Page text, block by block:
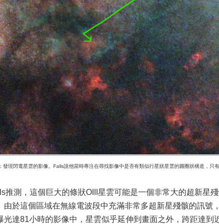
發現閃電星雲的影像。Falls說他當時專注在尋找影像中是否有類似行星狀星雲的圓圈狀構造，只
推測，這個巨大的條狀OIII星雲可能是一個非常大的超新星
由於這個區域在無線電波段中充滿非常多超新星殘骸的訊號
光達81小時的影像中，星雲似乎延伸到畫面之外，跨距達到